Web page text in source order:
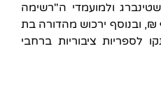
ולמועמדי ה"רשימה
פרס בסך 40 אלף ₪, ובנוסף ירכוש מהדורה בת
לספריות ציבוריות ברחבי